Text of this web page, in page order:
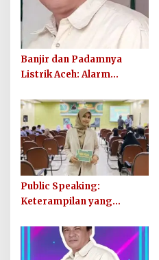
Banjir dan Padamnya
Listrik Aceh: Alarm
Public Speaking:
Keterampilan yang
Kerja